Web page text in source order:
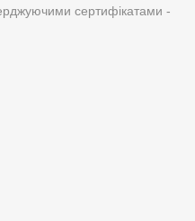
сертифікатами -